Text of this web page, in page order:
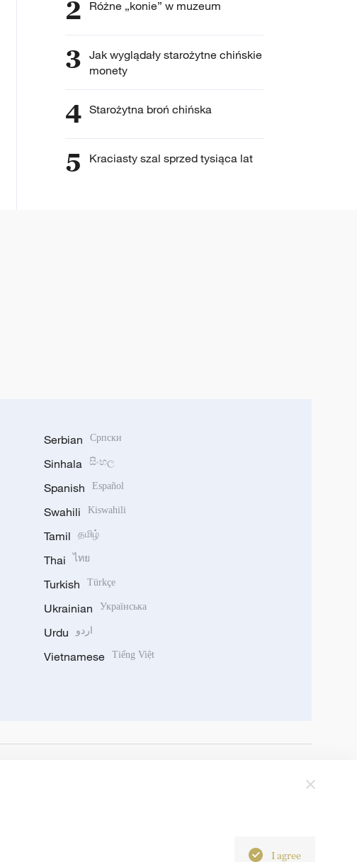
2 Różne „konie” w muzeum
3 Jak wyglądały starożytne chińskie
monety
4 Starożytna broń chińska
5 Kraciasty szal sprzed tysiąca lat
Serbian Српски
Sinhala සිංහල
Spanish Español
Swahili Kiswahili
Tamil தமிழ்
Thai ไทย
Turkish Türkçe
Ukrainian Українська
Urdu اردو
Vietnamese Tiếng Việt
I agree